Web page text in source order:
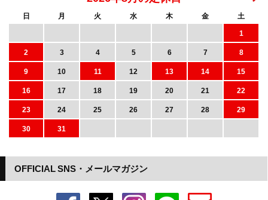
OFFICIAL SNS・メールマガジン
日 月 火 水 木 金
土
1
2
3 4 5 6 7
8
9
10 11 12 13 14
15
16
17 18 19 20 21
22
23
24 25 26 27 28
29
30
31